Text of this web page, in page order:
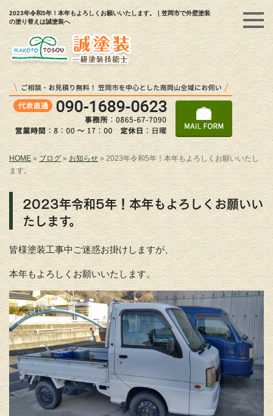
2023年令和5年！本年もよろしくお願いいたします。｜笠岡市で外壁塗装
の塗り替えは誠塗装へ
HOME » ブログ» お知らせ »2023年令和5年！本年もよろしくお願いいたし
ます。
2023年令和5年！本年もよろしくお願いい
たします。
皆様塗装工事中ご迷惑お掛けしますが、
本年もよろしくお願いいたします。